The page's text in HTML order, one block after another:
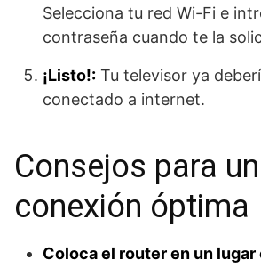
Selecciona tu red Wi-Fi e
contraseña cuando te la
¡Listo!: Tu televisor ya
conectado a internet.
Consejos para
conexión óptima
Coloca el router en un lugar